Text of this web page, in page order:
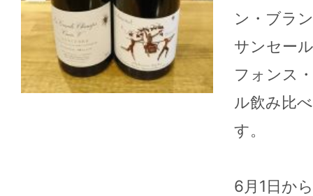
ン・ブラン
サンセー
フォンス
ル飲み比
す。
6月1日か